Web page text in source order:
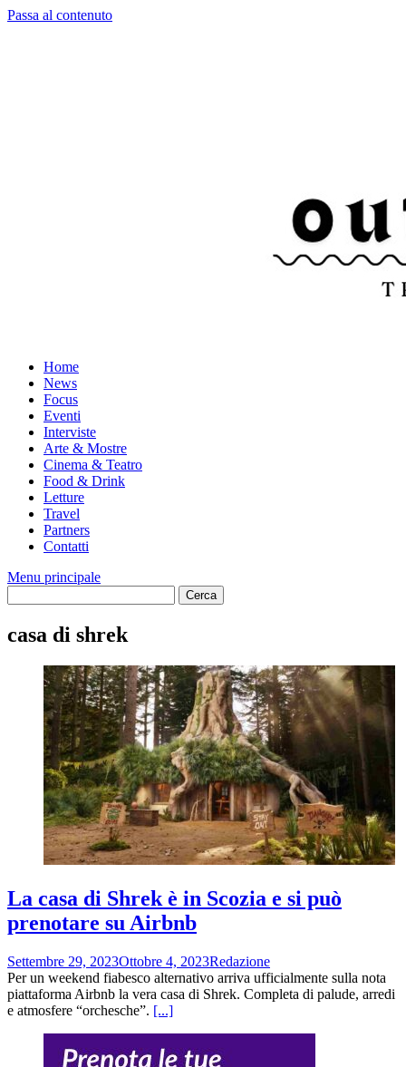
Passa al contenuto
Home
News
Focus
Eventi
Interviste
Arte & Mostre
Cinema & Teatro
Food & Drink
Letture
Travel
Partners
Contatti
Menu principale
casa di shrek
La casa di Shrek è in Scozia e si può
prenotare su Airbnb
Settembre 29, 2023Ottobre 4, 2023Redazione
Per un weekend fiabesco alternativo arriva ufficialmente sulla nota
piattaforma Airbnb la vera casa di Shrek. Completa di palude, arredi
e atmosfere “orchesche”. [...]